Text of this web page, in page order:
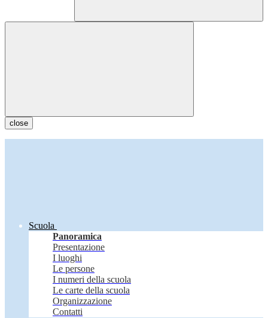
close
Scuola
Panoramica
Presentazione
I luoghi
Le persone
I numeri della scuola
Le carte della scuola
Organizzazione
Contatti